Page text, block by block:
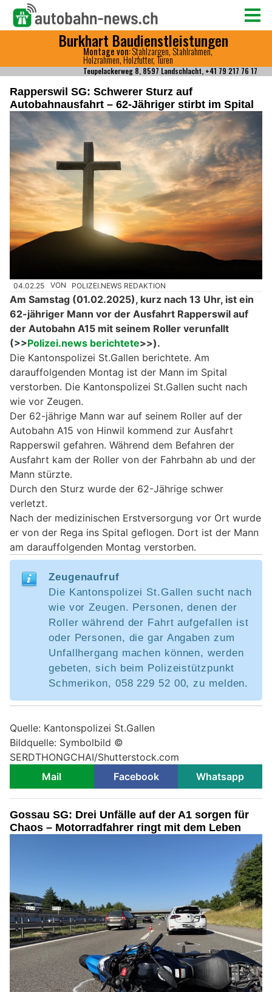
Rapperswil SG: Schwerer Sturz auf
Autobahnausfahrt – 62-Jähriger stirbt im Spital
04.02.25 VON POLIZEI.NEWS REDAKTION
Am Samstag (01.02.2025), kurz nach 13 Uhr, ist ein
62-jähriger Mann vor der Ausfahrt Rapperswil auf
der Autobahn A15 mit seinem Roller verunfallt
(>>Polizei.news berichtete>>).
Die Kantonspolizei St.Gallen berichtete. Am
darauffolgenden Montag ist der Mann im Spital
verstorben. Die Kantonspolizei St.Gallen sucht nach
wie vor Zeugen.
Der 62-jährige Mann war auf seinem Roller auf der
Autobahn A15 von Hinwil kommend zur Ausfahrt
Rapperswil gefahren. Während dem Befahren der
Ausfahrt kam der Roller von der Fahrbahn ab und der
Mann stürzte.
Durch den Sturz wurde der 62-Jährige schwer
verletzt.
Nach der medizinischen Erstversorgung vor Ort wurde
er von der Rega ins Spital geflogen. Dort ist der Mann
am darauffolgenden Montag verstorben.
Zeugenaufruf
Die Kantonspolizei St.Gallen sucht nach
wie vor Zeugen. Personen, denen der
Roller während der Fahrt aufgefallen ist
oder Personen, die gar Angaben zum
Unfallhergang machen können, werden
gebeten, sich beim Polizeistützpunkt
Schmerikon, 058 229 52 00, zu melden.
Quelle: Kantonspolizei St.Gallen
Bildquelle: Symbolbild ©
SERDTHONGCHAI/Shutterstock.com
Mail
Facebook Whatsapp
Gossau SG: Drei Unfälle auf der A1 sorgen für
Chaos – Motorradfahrer ringt mit dem Leben